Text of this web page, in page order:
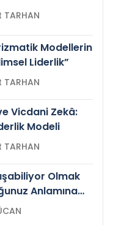
Prof.Dr. Nevzat TARHAN
Modellerin
Liderlik”
Prof.Dr. Nevzat TARHAN
Vicdani Zekâ:
Modeli
Prof.Dr. Nevzat TARHAN
Olmak
Anlamına